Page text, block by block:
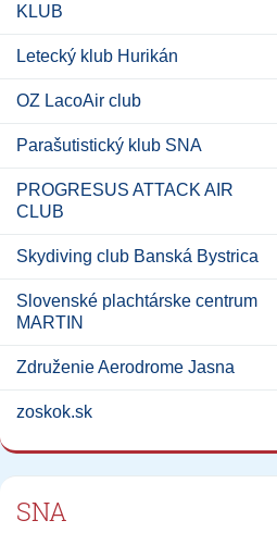
KLUB
Letecký klub Hurikán
OZ LacoAir club
Parašutistický klub SNA
PROGRESUS ATTACK AIR
CLUB
Skydiving club Banská Bystrica
Slovenské plachtárske centrum
MARTIN
Združenie Aerodrome Jasna
zoskok.sk
SNA